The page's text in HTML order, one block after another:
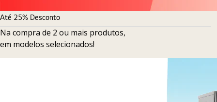
Até 25% Desconto
Na compra de 2 ou mais produtos,
em modelos selecionados!